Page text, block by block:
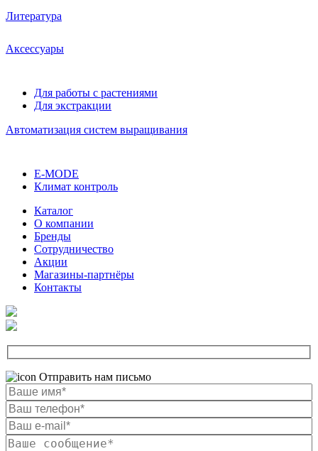
Литература
Аксессуары
Для работы с растениями
Для экстракции
Автоматизация систем выращивания
E-MODE
Климат контроль
Каталог
О компании
Бренды
Сотрудничество
Акции
Магазины-партнёры
Контакты
Отправить нам письмо